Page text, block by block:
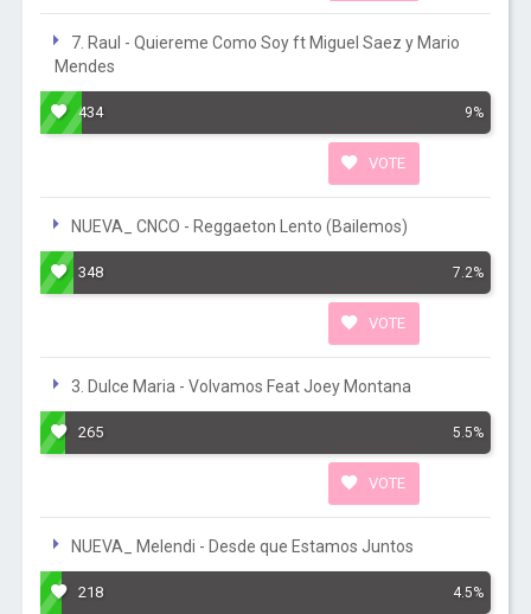
7. Raul - Quiereme Como Soy ft Miguel Saez y Mario
Mendes
434 9%
VOTE
NUEVA_ CNCO - Reggaeton Lento (Bailemos)
348 7.2%
VOTE
3. Dulce Maria - Volvamos Feat Joey Montana
265 5.5%
VOTE
NUEVA_ Melendi - Desde que Estamos Juntos
218 4.5%